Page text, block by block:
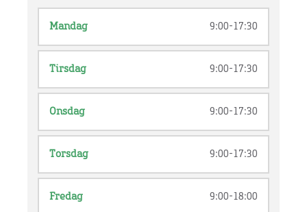
Mandag 9:00-17:30
Tirsdag 9:00-17:30
Onsdag 9:00-17:30
Torsdag 9:00-17:30
Fredag 9:00-18:00